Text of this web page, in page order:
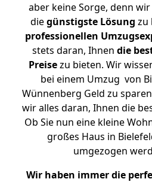
aber keine Sorge, denn
diegünstigste Lösung zu
professionellen
stets daran, Ihnen die
Preisezu bieten. Wir
bei einem Umzug von
Wünnenberg Geld zu
wir alles daran, Ihnen die
Ob Sie nun eine kleine
großes Haus in
umgezogen
Wir haben immer die